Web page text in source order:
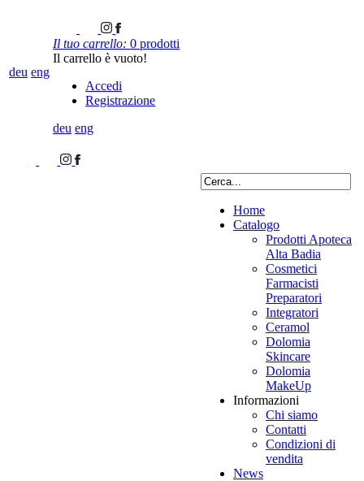
deu eng
Il tuo carrello: 0 prodotti
Il carrello è vuoto!
Accedi
Registrazione
deu eng
Home
Catalogo
Prodotti Apoteca
Alta Badia
Cosmetici
Farmacisti
Preparatori
Integratori
Ceramol
Dolomia
Skincare
Dolomia
MakeUp
Informazioni
Chi siamo
Contatti
Condizioni di
vendita
News